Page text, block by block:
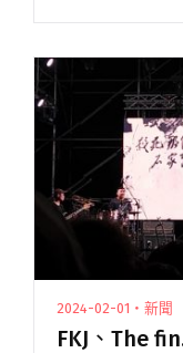
劃《FOLLOW
光師平山和裕
360°」實戰課
2024-02-01・新聞
FKJ、The